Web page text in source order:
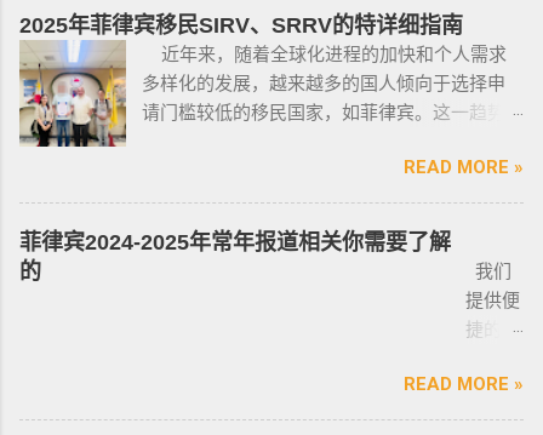
商业性质而处于危险之中的人，才会被认定为
有资格申请。 由于经商需要，存在较高风险成
为犯罪分子目标的商人，也可以申请携带许可
证。 据悉，这些行业的人们必须通过药物和心
的两年以上徒刑的案子，才可以获得特殊枪支
下，才可以携带枪支。 菲律宾当局表示，新法
律将帮助他们更好地规范使用枪械，遏制涉枪
犯罪。 该法律更严厉规定，个人如果非法持有
无牌枪支且被定罪的话，将面临至少入狱30
禁止公民携带枪支进入公共场合的禁令，即使
是未当班的警察，在公共场合携带配枪，也会
什么是遣返令VDO（Voluntary Deportation
Order） 一般都是非法行为导致被遣返，情节比
较严重。例如19-20年，很多客户是非法用落地
签转旅游签。 一般遣返客户都会成为“菲律宾不
次再来需要洗黑。 哪些情况会被遣返？ 1. 落地
签转旅游签的旅客，如果没有提前在移民局处
理，出境在机场就被扣护照。 2. 2016年克拉克
事件被抓的，又保关入境的客户必须要做遣返
才能出境。 3. 在菲律宾工作无牌照被本地警察
抓，在拘留所等待遣返或保出来做遣返。 4. 在
5. 在机场海关是黑名单保关入境的，回国要做
说，菲律宾买车的时候最好选择本地人开的车
行，年限4年内的最好，一般没啥通病，最好自
己去网上搜索，二手车网站也可以，原因我就
不详细说明了，中国人卖的车很多调表 很多有
暗伤才卖； 找到你心爱的车的时候千万不要着
急下单，一定要多渠道比价，多维度评估，最
车人和 和你交易的是不是同一个人 ； 在菲买二
手车一般都是车主将车卖给车行，车行再把车
卖给你，所以有几个细节你要注意了： 1、你会
拿到两份合同，第一份是车主卖给车行的，这
是否一致，车主ID和车行老板ID复印件作为合同
附件一同给你，每一个ID旁边都要有车主的签
2025年菲律宾移民SIRV、SRRV的特详细指南
近年来，随着全球化进程的加快和个人需求
多样化的发展，越来越多的国人倾向于选择申
请门槛较低的移民国家，如菲律宾。这一趋势
申请菲律宾的移民签证呢？ 接下来，我们将
分析菲律宾移民签证之所以 备受欢迎的几大原
因，并简要概述其申请条件与流程。菲律宾移
民签证和其他国家相比有很多独特的优势：其
申请成本相对较低，地理位置与中国相近，没
有繁琐的移民监限制，为申请者提供了极大的
便利与自由。 在菲律宾，主要有两种移民
签证：SRRV（退休移民签证）和SIRV（投资移
READ MORE »
菲律宾2024-2025年常年报道相关你需要了解
的
我们
提供便
捷的菲
侨常年
报道服
READ MORE »